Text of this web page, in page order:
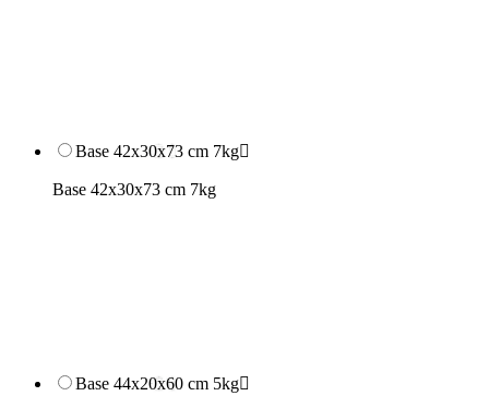
Base 42x30x73 cm 7kg
Base 42x30x73 cm 7kg
Base 44x20x60 cm 5kg